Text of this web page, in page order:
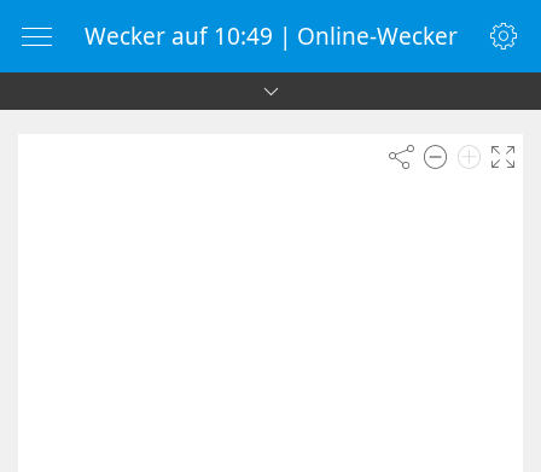
Wecker auf 10:49 | Online-Wecker